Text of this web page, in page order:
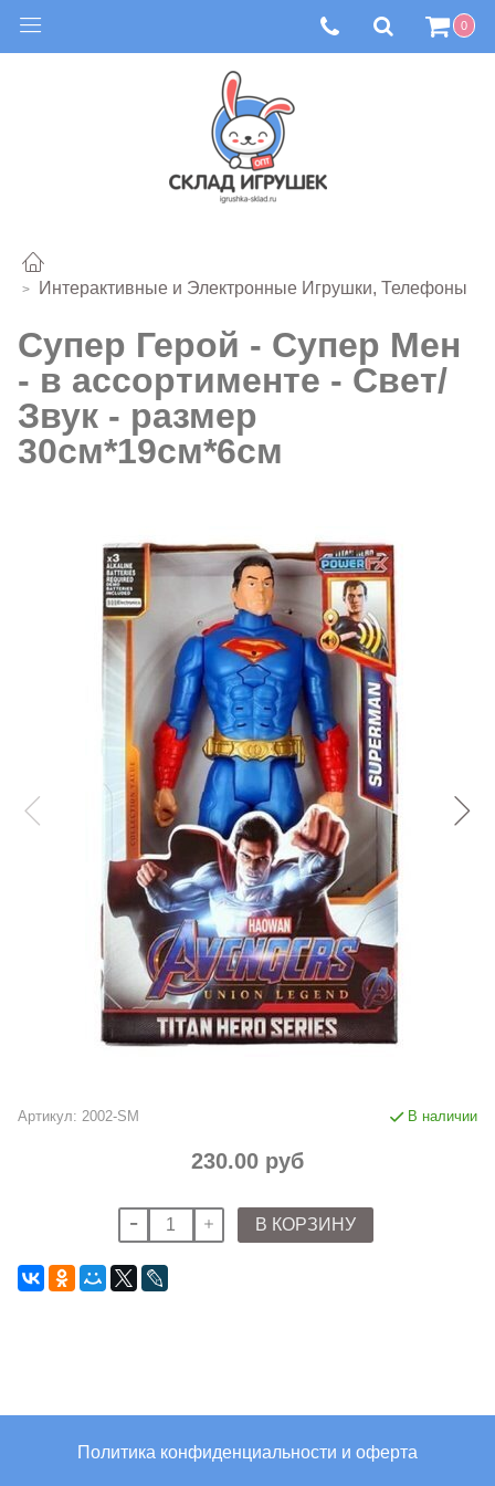
0
Интерактивные и Электронные Игрушки, Телефоны
Супер Герой - Супер Мен
- в ассортименте - Свет/
Звук - размер
30см*19см*6см
Артикул: 2002-SM В наличии
230.00 руб
В КОРЗИНУ
Политика конфиденциальности и оферта